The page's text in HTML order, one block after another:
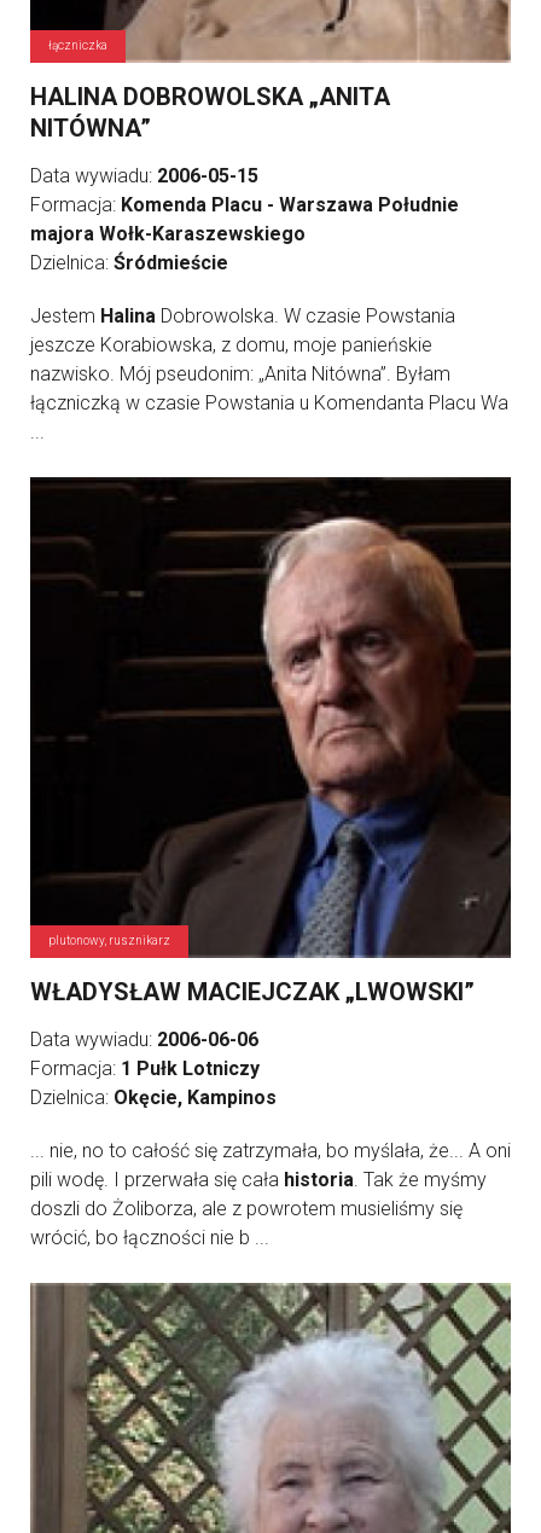
łączniczka
HALINA DOBROWOLSKA „ANITA
NITÓWNA”
Data wywiadu: 2006-05-15
Formacja: Komenda Placu - Warszawa Południe
majora Wołk-Karaszewskiego
Dzielnica: Śródmieście
Jestem Halina Dobrowolska. W czasie Powstania
jeszcze Korabiowska, z domu, moje panieńskie
nazwisko. Mój pseudonim: „Anita Nitówna”. Byłam
łączniczką w czasie Powstania u Komendanta Placu Wa
...
plutonowy, rusznikarz
WŁADYSŁAW MACIEJCZAK „LWOWSKI”
Data wywiadu: 2006-06-06
Formacja: 1 Pułk Lotniczy
Dzielnica: Okęcie, Kampinos
... nie, no to całość się zatrzymała, bo myślała, że... A oni
pili wodę. I przerwała się cała historia. Tak że myśmy
doszli do Żoliborza, ale z powrotem musieliśmy się
wrócić, bo łączności nie b ...